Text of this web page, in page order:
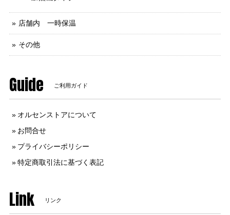
店舗内 一時保温
その他
Guide ご利用ガイド
オルセンストアについて
お問合せ
プライバシーポリシー
特定商取引法に基づく表記
Link リンク